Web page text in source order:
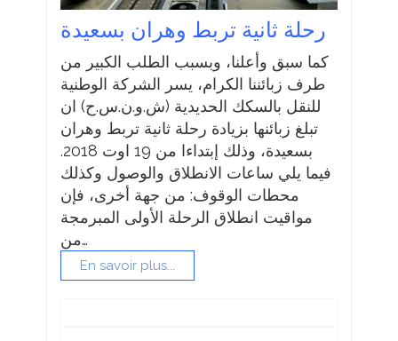
رحلة ثانية تربط وهران بسعيدة
كما سبق وأعلنا، وبسبب الطلب الكبير من
طرف زبائننا الكرام، يسر الشركة الوطنية
للنقل بالسكك الحديدية (ش.و.ن.س.ح) ان
تبلغ زبائنها بزيادة رحلة ثانية تربط وهران
بسعيدة، وذلك إبتداءا من 19 اوت 2018.
فيما يلي ساعات الانطلاق والوصول وكذلك
محطات الوقوف: من جهة أخرى، فإن
مواقيت انطلاق الرحلة الأولى المبرمجة
من…
En savoir plus...